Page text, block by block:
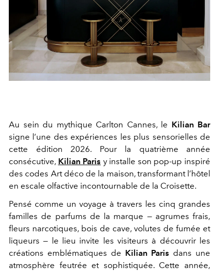
Au sein du mythique Carlton Cannes, le Kilian Bar
signe l’une des expériences les plus sensorielles de
cette édition 2026. Pour la quatrième année
consécutive, Kilian Paris y installe son pop-up inspiré
des codes Art déco de la maison, transformant l’hôtel
en escale olfactive incontournable de la Croisette.
Pensé comme un voyage à travers les cinq grandes
familles de parfums de la marque — agrumes frais,
fleurs narcotiques, bois de cave, volutes de fumée et
liqueurs — le lieu invite les visiteurs à découvrir les
créations emblématiques de Kilian Paris dans une
atmosphère feutrée et sophistiquée. Cette année,